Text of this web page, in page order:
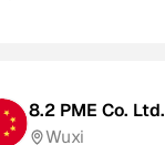
8.2 PME Co. Ltd.
Wuxi